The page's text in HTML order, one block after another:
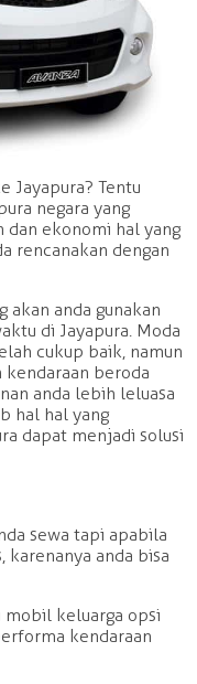
Jayapura? Tentu
negara yang
dan ekonomi hal yang
rencanakan dengan
akan anda gunakan
di Jayapura. Moda
cukup baik, namun
kendaraan beroda
anda lebih leluasa
hal hal yang
dapat menjadi solusi
sewa tapi apabila
karenanya anda bisa
mobil keluarga opsi
kendaraan